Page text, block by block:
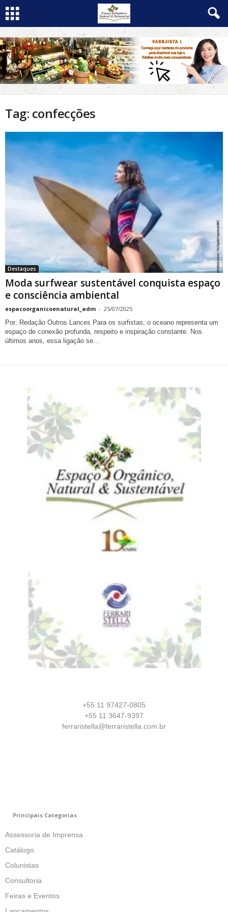
Tag: confecções
Destaques
Moda surfwear sustentável conquista espaço
e consciência ambiental
espacoorganicoenatural_adm - 25/07/2025
Por: Redação Outros Lances Para os surfistas, o oceano representa um
espaço de conexão profunda, respeito e inspiração constante. Nos
últimos anos, essa ligação se...
+55 11 97427-0805
+55 11 3647-9397
ferraristella@ferraristella.com.br
Principais Categorias
Assessoria de Imprensa
Catálogo
Colunistas
Consultoria
Feiras e Eventos